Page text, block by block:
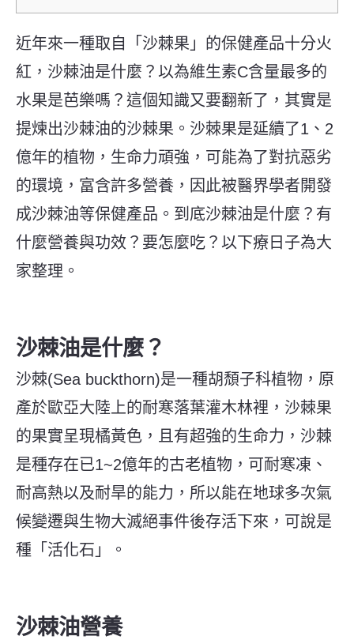
近年來一種取自「沙棘果」的保健產品十分火
紅，沙棘油是什麼？以為維生素C含量最多的
水果是芭樂嗎？這個知識又要翻新了，其實是
提煉出沙棘油的沙棘果。沙棘果是延續了1、2
億年的植物，生命力頑強，可能為了對抗惡劣
的環境，富含許多營養，因此被醫界學者開發
成沙棘油等保健產品。到底沙棘油是什麼？有
什麼營養與功效？要怎麼吃？以下療日子為大
家整理。
沙棘油是什麼？
沙棘(Sea buckthorn)是一種胡頹子科植物，原
產於歐亞大陸上的耐寒落葉灌木林裡，沙棘果
的果實呈現橘黃色，且有超強的生命力，沙棘
是種存在已1~2億年的古老植物，可耐寒凍、
耐高熱以及耐旱的能力，所以能在地球多次氣
候變遷與生物大滅絕事件後存活下來，可說是
種「活化石」。
沙棘油營養